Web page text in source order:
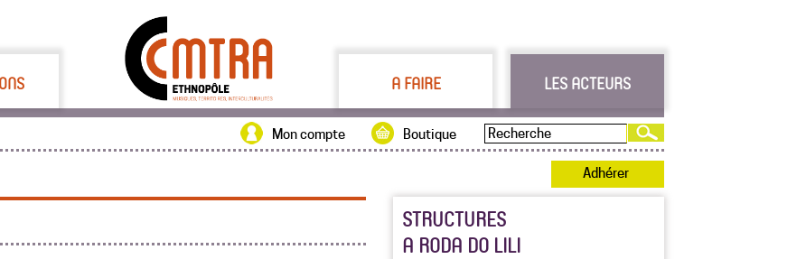
A FAIRE LES ACTEURS
Boutique
Mon compte
Adhérer
STRUCTURES
A RODA DO LILI